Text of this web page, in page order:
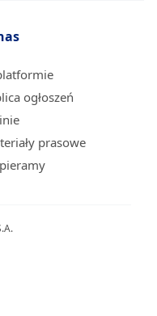
ogłoszeń
prasowe